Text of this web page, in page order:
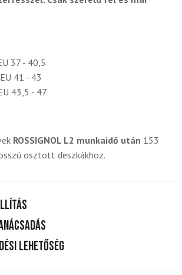
37 - 40,5
41 - 43
43,5 - 47
ROSSIGNOL L2 munkaidő után 153
osztott deszkákhoz.
lehetőség